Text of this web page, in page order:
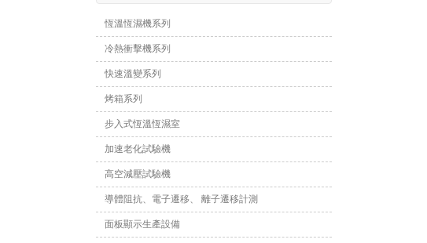
恆溫恆濕機系列
冷熱衝擊機系列
快速溫變系列
烤箱系列
步入式恆溫恆濕室
加速老化試驗機
高空減壓試驗機
導體阻抗、電子遷移、 離子遷移計測
面板顯示生產設備